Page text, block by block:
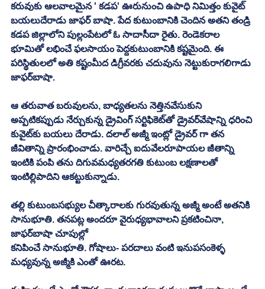
కరువుకు ఆలవాలమైన ' కడప' ఊరునుంచి ఉపాధి నిమిత్తం కువైట్‌
బయలుదేరాడు జాఫర్‌ బాషా. పేద కుటుంబానికి చెందిన అతని తండ్రి
కడప జిల్లాలోని పుల్లంపేటలో ఓ సాదాసీదా రైతు. రెండెకరాల
భూమితో లభించే ఫలసాయం పెద్దకుటుంబానికి కష్టమైంది. ఈ
పరిస్థితులలో అతి కష్టంమీద డిగ్రీవరకు చదువును నెట్టుకురాగలిగాడు
జాఫర్‌బాషా.
ఆ తరువాత బరువులను, బాధ్యతలను నెత్తినవేసుకుని
అప్పటికప్పుడు నేర్చుకున్న డ్రైవింగ్‌ సర్టిఫికెట్‌తో డ్రైవర్‌వేషాన్ని ధరించి
కువైట్‌కు బయలు దేరాడు. దలాల్‌ అజ్మీ ఇంట్లో డ్రైవర్‌ గా తన
జీవితాన్ని ప్రారంభించాడు. వారిచ్చే ఐదువేలరూపాయల జీతాన్ని
ఇంటికి పంపి తను దిగువమధ్యతరగతి కుటుంబ లక్షణాలతో
ఇంటిల్లిపాదిని ఆకట్టుకున్నాడు.
తల్లి కుటుంబసభ్యుల చీత్కారాలకు గురవుతున్న అజ్మీ అంటే అతనికి
సానుభూతి. తనపట్ల అందరూ వైరుధ్యభావాలని ప్రకటించినా,
జాఫర్‌బాషా చూపుల్లో
కనిపించే సానుభూతి. గోషాలు- పరదాలు వంటి ఇనుపసంకెళ్ళ
మధ్యవున్న అజ్మీకి ఎంతో ఊరట.